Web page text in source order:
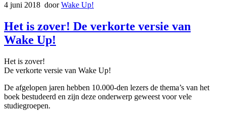
4 juni 2018 doorWake Up!
Het is zover! De verkorte versie van
Wake Up!
Het is zover!
De verkorte versie van Wake Up!
De afgelopen jaren hebben 10.000-den lezers de thema’s van het
boek bestudeerd en zijn deze onderwerp geweest voor vele
studiegroepen.